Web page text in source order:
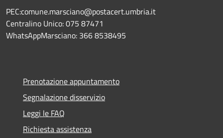
PEC:comune.marsciano@postacert.umbria.it
Centralino Unico: 075 87471
WhatsAppMarsciano: 366 8538495
Prenotazione appuntamento
Segnalazione disservizio
Leggi le FAQ
Richiesta assistenza